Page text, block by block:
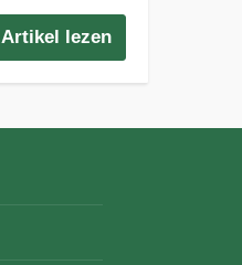
Artikel lezen